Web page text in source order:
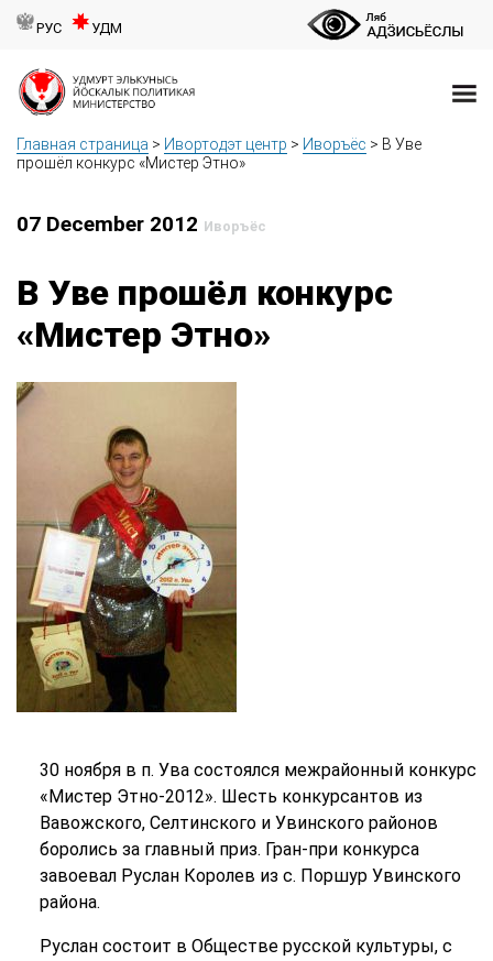
РУС УДМ
Главная страница > Ивортодэт центр > Иворъёс > В Уве
прошёл конкурс «Мистер Этно»
07 December 2012 Иворъёс
В Уве прошёл конкурс
«Мистер Этно»
30 ноября в п. Ува состоялся межрайонный конкурс
«Мистер Этно-2012». Шесть конкурсантов из
Вавожского, Селтинского и Увинского районов
боролись за главный приз. Гран-при конкурса
завоевал Руслан Королев из с. Поршур Увинского
района.
Руслан состоит в Обществе русской культуры, с